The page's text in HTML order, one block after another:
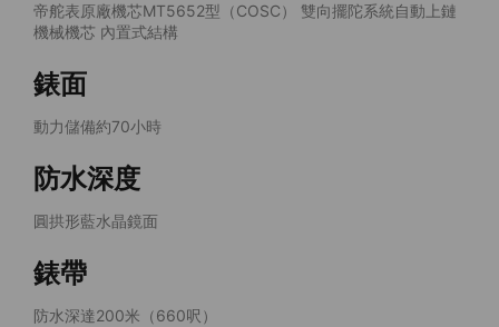
帝舵表原廠機芯MT5652型（COSC） 雙向擺陀系統自動上鏈
機械機芯 內置式結構
錶面
動力儲備約70小時
防水深度
圓拱形藍水晶鏡面
錶帶
防水深達200米（660呎）